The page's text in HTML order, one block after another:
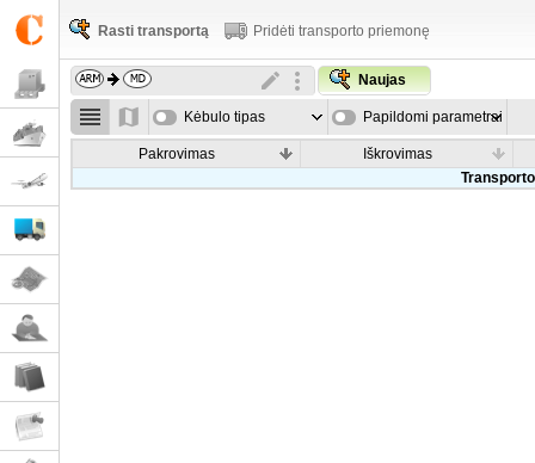
Rasti transportą Pridėti transporto priemonę
Naujas
Kėbulo tipas Papildomi parametrai
Pakrovimas
Iškrovimas